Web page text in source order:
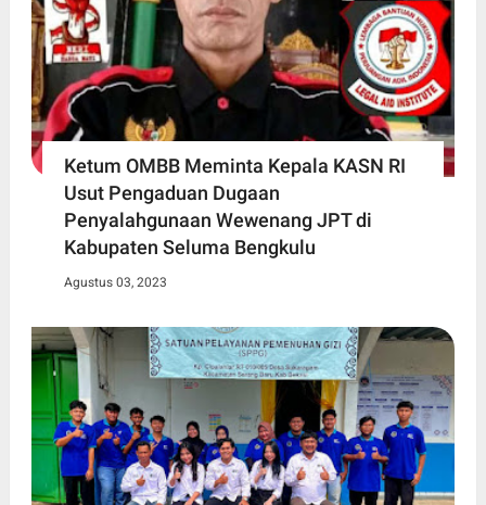
Ketum OMBB Meminta Kepala KASN RI
Usut Pengaduan Dugaan
Penyalahgunaan Wewenang JPT di
Kabupaten Seluma Bengkulu
Agustus 03, 2023